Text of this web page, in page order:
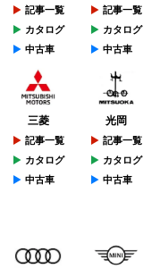
記事一覧
カタログ
中古車
記事一覧
カタログ
中古車
三菱
記事一覧
カタログ
中古車
光岡
記事一覧
カタログ
中古車